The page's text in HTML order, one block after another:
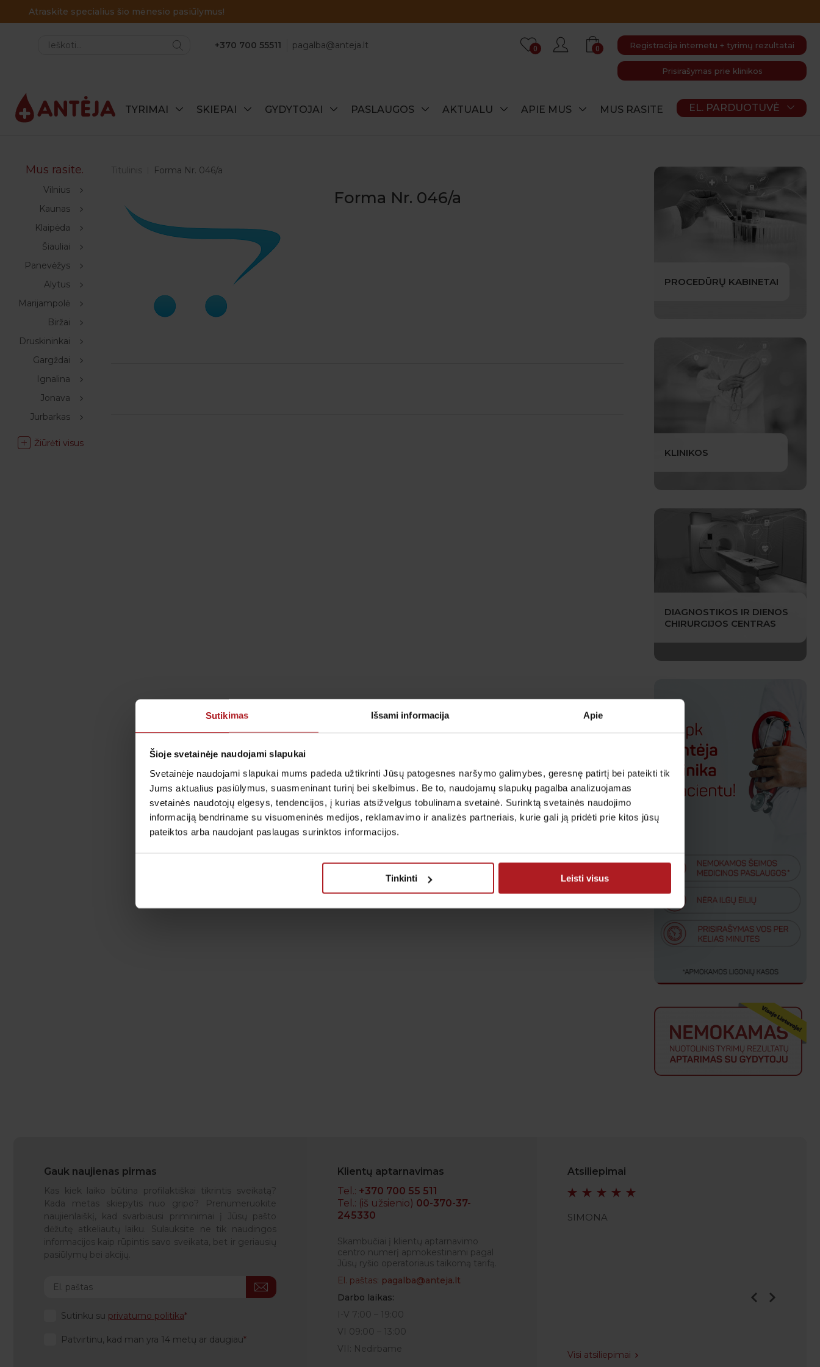
Sutikimas Išsami informacija Apie
Šioje svetainėje naudojami slapukai
Svetainėje naudojami slapukai mums padeda užtikrinti Jūsų patogesnes naršymo galimybes, geresnę patirtį bei pateikti tik
Jums aktualius pasiūlymus, suasmeninant turinį bei skelbimus. Be to, naudojamų slapukų pagalba analizuojamas
svetainės naudotojų elgesys, tendencijos, į kurias atsižvelgus tobulinama svetainė. Surinktą svetainės naudojimo
informaciją bendriname su visuomeninės medijos, reklamavimo ir analizės partneriais, kurie gali ją pridėti prie kitos jūsų
pateiktos arba naudojant paslaugas surinktos informacijos.
Tinkinti Leisti visus
+370 700 55511 pagalba@anteja.lt Registracija internetu + tyrimų rezultatai
Prisirašymas prie klinikos
0 0
TYRIMAI SKIEPAI GYDYTOJAI PASLAUGOS AKTUALU APIE MUS MUS RASITE EL. PARDUOTUVĖ
Mus rasite.
Vilnius
Kaunas
Klaipėda
Šiauliai
Panevėžys
Alytus
Marijampolė
Biržai
Druskininkai
Gargždai
Ignalina
Jonava
Jurbarkas
Žiūrėti visus
Titulinis Forma Nr. 046/a
Forma Nr. 046/a
PROCEDŪRŲ KABINETAI
KLINIKOS
DIAGNOSTIKOS IR DIENOS
CHIRURGIJOS CENTRAS
Gauk naujienas pirmas
Kas kiek laiko būtina profilaktiškai tikrintis sveikatą?
Kada metas skiepytis nuo gripo? Prenumeruokite
naujienlaiškį, kad svarbiausi priminimai į Jūsų pašto
dėžutę atkeliautų laiku. Sulauksite ne tik naudingos
informacijos kaip rūpintis savo sveikata, bet ir geriausių
pasiūlymų bei akcijų.
Sutinku su privatumo politika
Patvirtinu, kad man yra 14 metų ar daugiau
Klientų aptarnavimas
Tel.: +370 700 55 511
Tel.: (iš užsienio) 00-370-37-
245330
Skambučiai į klientų aptarnavimo
centro numerį apmokestinami pagal
Jūsų ryšio operatoriaus taikomą tarifą.
El. paštas: pagalba@anteja.lt
Darbo laikas:
I-V 7:00 – 19:00
VI 09:00 – 13:00
VII: Nedirbame
Atsiliepimai
RENATA SIMONA
Visi atsiliepimai